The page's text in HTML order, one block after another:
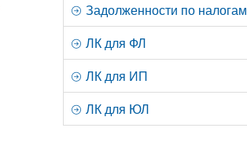
Задолженности по налогам
ЛК для ФЛ
ЛК для ИП
ЛК для ЮЛ